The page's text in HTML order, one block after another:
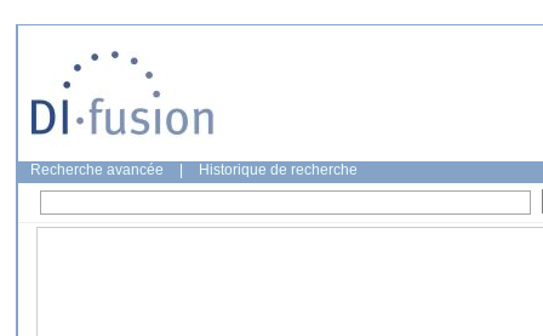
Recherche avancée Historique de recherche